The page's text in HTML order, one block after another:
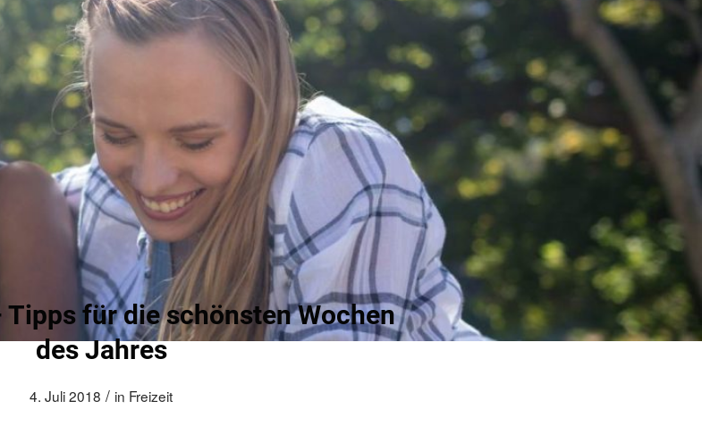
für die schönsten Wochen
des Jahres
4. Juli 2018 / in Freizeit